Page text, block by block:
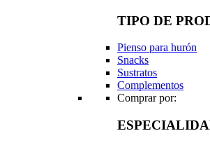
TIPO DE
Pienso para hurón
Snacks
Sustratos
Complementos
Comprar por: